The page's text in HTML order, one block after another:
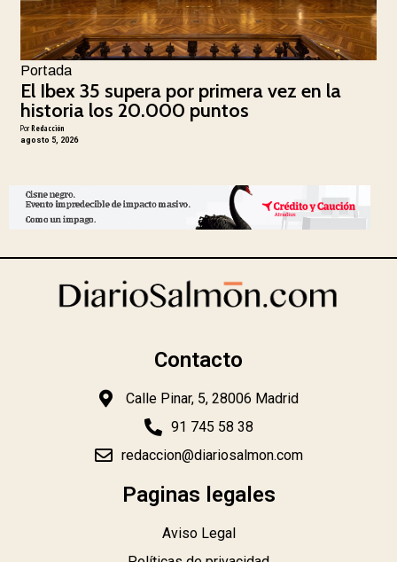
Portada
El Ibex 35 supera por primera vez en la
historia los 20.000 puntos
PorRedacción
agosto 5, 2026
Contacto
Calle Pinar, 5, 28006 Madrid
91 745 58 38
redaccion@diariosalmon.com
Paginas legales
Aviso Legal